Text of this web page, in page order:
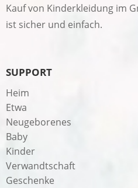
Kauf von Kinderkleidung im
ist sicher und einfach.
SUPPORT
Heim
Etwa
Neugeborenes
Baby
Kinder
Verwandtschaft
Geschenke